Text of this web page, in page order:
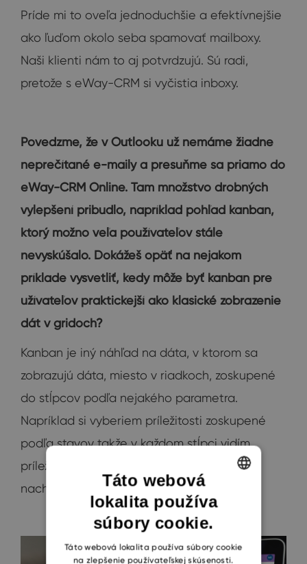
Príde mi to oveľa jednoduchšie a efektívnejšie
ako ľuďom okolo seba spamovať mailboxy.
Naši klienti nám to aj potvrdzujú. Sú radi,
pretože s eWay-CRM si vyčistia inboxy.
Povedzme, že v Outlooku už nemáme žiadne
neprečítané e-maily a presuňme sa priamo do
eWay-CRM Online. Tam množstvo drobných
vylepšení pribudlo, napríklad pohľad kanban,
ktorý možno veľa používateľov stále
nevyskúšalo. Dokážeš opäť na nejakom
príklade vysvetliť, kedy môže byť kanban pre
užívateľov praktickejší ako klasické zobrazenie
dát v gridoch?
Kanban je iný náhľad na dáta, v ktorom sa
zobrazujú dáta, miesto v riadkoch, zoskupené
do stĺpcov podľa nejakého parametra.
Napríklad si vyberiem príležitosti zoskupené
podľa stavov takže v každom stĺpci vidím
príležitosti, ktoré sa v danom stave
nachádzajú.
ENGLISH
SLOVAK
Táto webová
lokalita používa
súbory cookie.
Táto webová lokalita používa súbory cookie
na zlepšenie používateľskej skúsenosti.